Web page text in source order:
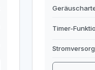
Timer-